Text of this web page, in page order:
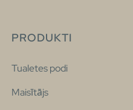
PRODUKTI
Tualetes podi
Maisītājs